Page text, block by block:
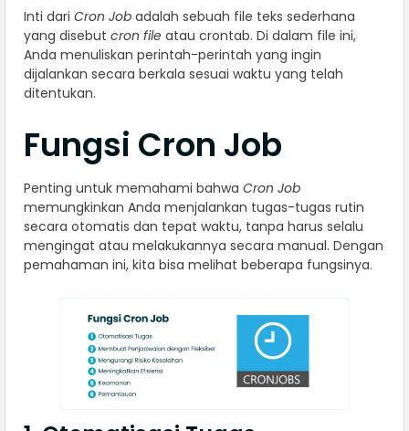
Inti dari Cron Job adalah sebuah file teks sederhana
yang disebut cron file atau crontab. Di dalam file ini,
Anda menuliskan perintah-perintah yang ingin
dijalankan secara berkala sesuai waktu yang telah
ditentukan.
Fungsi Cron Job
Penting untuk memahami bahwa Cron Job
memungkinkan Anda menjalankan tugas-tugas rutin
secara otomatis dan tepat waktu, tanpa harus selalu
mengingat atau melakukannya secara manual. Dengan
pemahaman ini, kita bisa melihat beberapa fungsinya.